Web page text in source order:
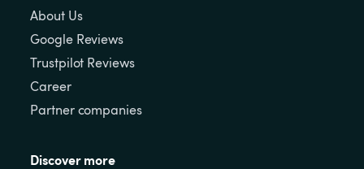
About Us
Google Reviews
Trustpilot Reviews
Career
Partner companies
Discover more